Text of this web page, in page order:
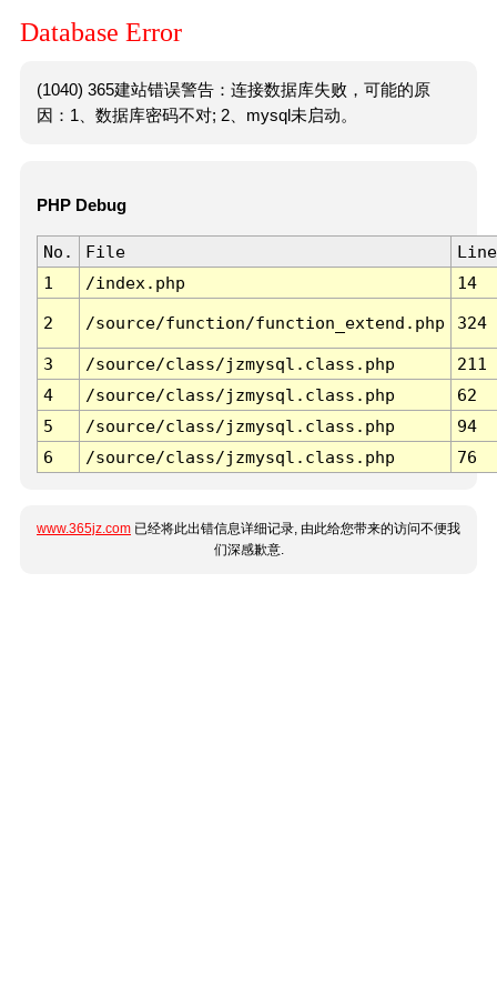
Database Error
(1040) 365建站错误警告：连接数据库失败，可能的原
因：1、数据库密码不对; 2、mysql未启动。
PHP Debug
No. File
Line
1
/index.php 14
2 /source/function/function_extend.php 324
3 /source/class/jzmysql.class.php
211
4
/source/class/jzmysql.class.php
62
5
/source/class/jzmysql.class.php
94
6
/source/class/jzmysql.class.php 76
www.365jz.com 已经将此出错信息详细记录, 由此给您带来的访问不便我
们深感歉意.